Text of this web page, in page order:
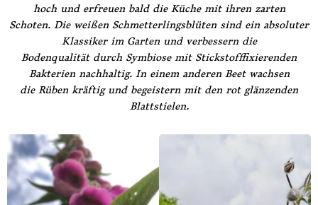
hoch und erfreuen bald die Küche mit ihren zarten
Schoten. Die weißen Schmetterlingsblüten sind ein absoluter
Klassiker im Garten und verbessern die
Bodenqualität durch Symbiose mit Stickstofffixierenden
Bakterien nachhaltig. In einem anderen Beet wachsen
die Rüben kräftig und begeistern mit den rot glänzenden
Blattstielen.